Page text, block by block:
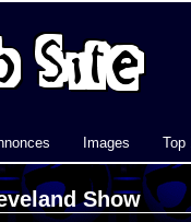
Images Top
Show